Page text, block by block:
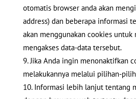
otomatis browser anda akan
address) dan beberapa informasi
akan menggunakan cookies untuk
mengakses data-data tersebut.
Jika Anda ingin menonaktifkan
melakukannya melalui pilihan-
Informasi lebih lanjut tentang